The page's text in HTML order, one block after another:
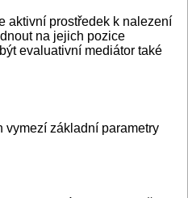
aktivní prostředek k nalezení
na jejich pozice
evaluativní mediátor také
vymezí základní parametry